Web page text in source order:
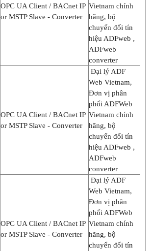
OPC UA Client / BACnet IP
or MSTP Slave - Converter
Vietnam chính
hãng, bộ
chuyển đổi tín
hiệu ADFweb ,
ADFweb
converter
OPC UA Client / BACnet IP
or MSTP Slave - Converter
Đại lý ADF
Web Vietnam,
Đơn vị phân
phối ADFWeb
Vietnam chính
hãng, bộ
chuyển đổi tín
hiệu ADFweb ,
ADFweb
converter
OPC UA Client / BACnet IP
or MSTP Slave - Converter
Đại lý ADF
Web Vietnam,
Đơn vị phân
phối ADFWeb
Vietnam chính
hãng, bộ
chuyển đổi tín